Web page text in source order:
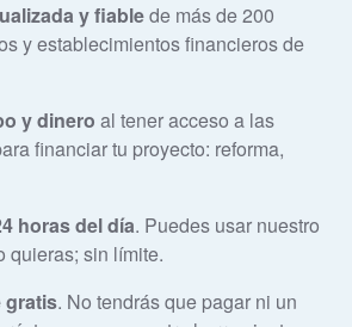
y fiablede más de 200
y establecimientos financieros de
y dinero al tener acceso a las
financiar tu proyecto: reforma,
horas del día. Puedes usar nuestro
quieras; sin límite.
gratis. No tendrás que pagar ni un